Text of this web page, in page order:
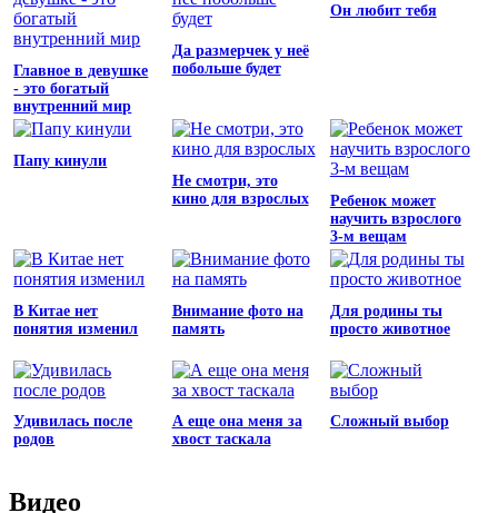
Главное в девушке
- это богатый
внутренний мир
Да размерчек у неё
побольше будет
Он любит тебя
Папу кинули
Не смотри, это
кино для взрослых
Ребенок может
научить взрослого
3-м вещам
В Китае нет
понятия изменил
Внимание фото на
память
Для родины ты
просто животное
Удивилась после
родов
А еще она меня за
хвост таскала
Сложный выбор
Видео